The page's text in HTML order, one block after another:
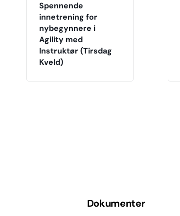
Spennende
innetrening for
nybegynnere i
Agility med
Instruktør (Tirsdag
Kveld)
Dokumenter